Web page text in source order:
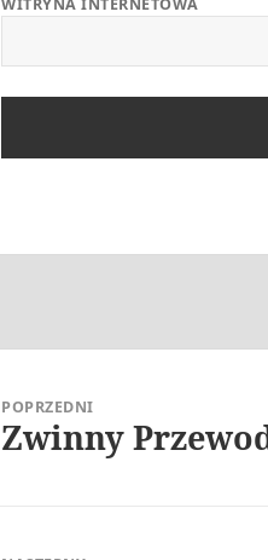
POPRZEDNI
Poprzedni
Zwinny